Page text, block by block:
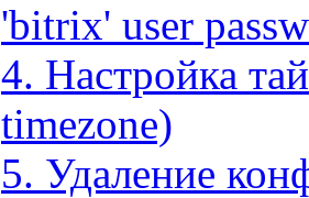
'bitrix' user
4. Настройка
timezone)
5. Удаление